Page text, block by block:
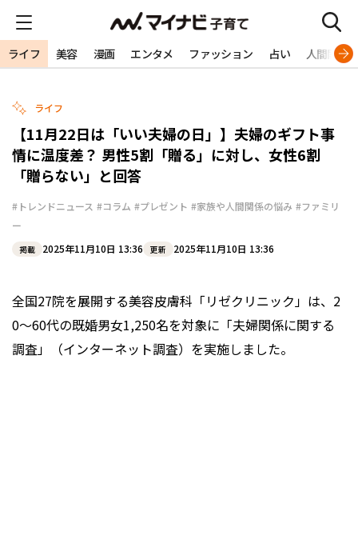
ライフ 美容 漫画 エンタメ ファッション 占い 人間関係
ライフ
【11月22日は「いい夫婦の日」】夫婦のギフト事
情に温度差？ 男性5割「贈る」に対し、女性6割
「贈らない」と回答
#トレンドニュース #コラム #プレゼント #家族や人間関係の悩み #ファミリ
ー
掲載 2025年11月10日 13:36 更新 2025年11月10日 13:36
全国27院を展開する美容皮膚科「リゼクリニック」は、2
0〜60代の既婚男女1,250名を対象に「夫婦関係に関する
調査」（インターネット調査）を実施しました。